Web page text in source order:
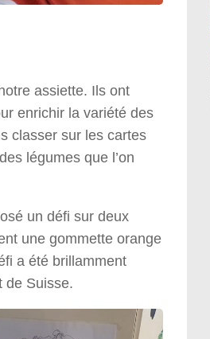
assiette. Ils ont
enrichir la variété des
classer sur les cartes
légumes que l’on
un défi sur deux
une gommette orange
a été brillamment
de Suisse.